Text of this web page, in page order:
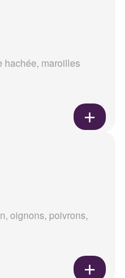
hachée, maroilles
oignons, poivrons,